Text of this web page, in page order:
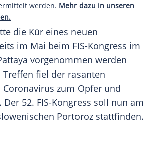
werden. Mehr dazu in unseren
die Kür eines neuen
im Mai beim FIS-Kongress im
vorgenommen werden
fiel der rasanten
zum Opfer und
52. FIS-Kongress soll nun am
Portoroz stattfinden.